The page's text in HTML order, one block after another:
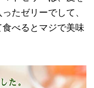
たゼリーでして、
べるとマジで美味